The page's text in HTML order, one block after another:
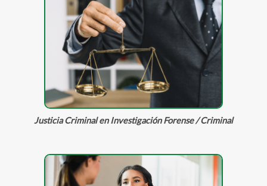
Justicia Criminal en Investigación Forense / Criminal